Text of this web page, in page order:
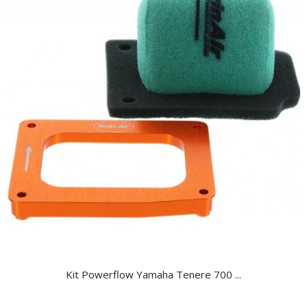
Kit Powerflow Yamaha Tenere 700 ...